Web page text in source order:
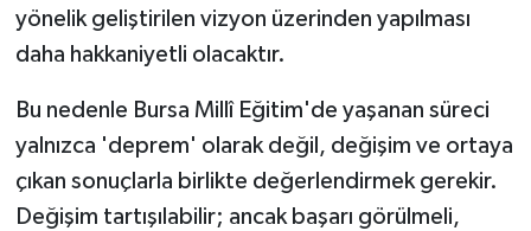
yönelik geliştirilen vizyon üzerinden yapılması
daha hakkaniyetli olacaktır.
Bu nedenle Bursa Millî Eğitim'de yaşanan süreci
yalnızca 'deprem' olarak değil, değişim ve ortaya
çıkan sonuçlarla birlikte değerlendirmek gerekir.
Değişim tartışılabilir; ancak başarı görülmeli,